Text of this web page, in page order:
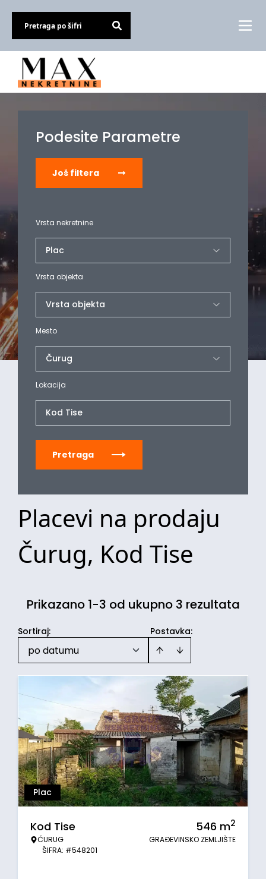
Podesite Parametre
Još filtera
Vrsta nekretnine
Vrsta objekta
Mesto
Lokacija
Kod Tise
Pretraga
Placevi na prodaju
Čurug, Kod Tise
Prikazano 1-3 od ukupno 3 rezultata
Postavka:
Sortiraj:
po datumu
Plac
Kod Tise
ČURUG
ŠIFRA: #548201
546 m2
GRAĐEVINSKO ZEMLJIŠTE